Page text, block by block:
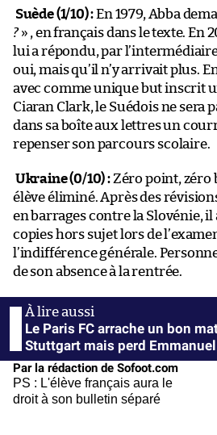
Suède (1/10) :En 1979, Abba
?» , en français dans le texte. En
lui a répondu, par
oui, mais qu’il n’y arrivait plus.
avec comme unique but inscrit
Ciaran Clark, le Suédois ne sera
dans sa boîte aux lettres un
repenser son parcours scolaire.
Ukraine (0/10) :Zéro point, zéro
élève éliminé. Après des
en barrages contre la Slovénie,
copies hors sujet lors de
l’indifférence générale.
de son absence à la rentrée.
Le Paris FC arrache un bon
Stuttgart mais perd
Par la rédaction de Sofoot.com
PS : L'élève français aura le
droit à son bulletin séparé